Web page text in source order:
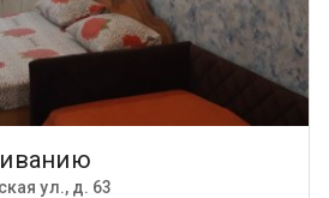
ул., д. 63